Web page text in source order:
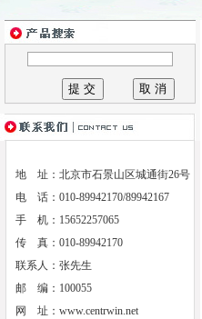
地 址：北京市石景山区城通街26号
电 话：010-89942170/89942167
手 机：15652257065
传 真：010-89942170
联系人：张先生
邮 编：100055
网 址： www.centrwin.net